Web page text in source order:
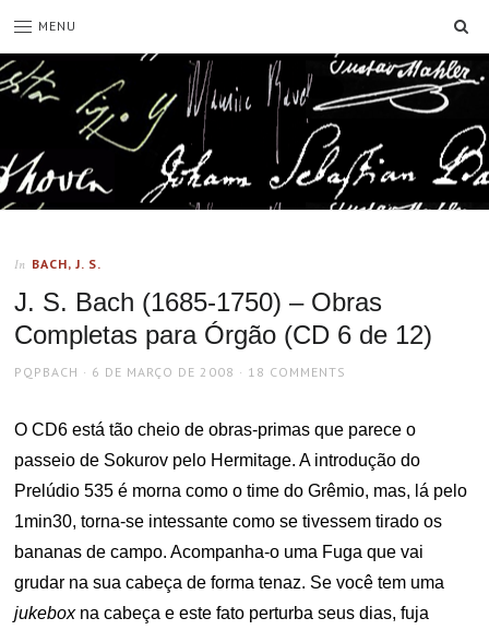
MENU
In BACH, J. S.
J. S. Bach (1685-1750) – Obras
Completas para Órgão (CD 6 de 12)
AUTHOR
PQPBACH
POSTED
6 DE MARÇO DE 2008 18 COMMENTS
O CD6 está tão cheio de obras-primas que parece o
passeio de Sokurov pelo Hermitage. A introdução do
Prelúdio 535 é morna como o time do Grêmio, mas, lá pelo
1min30, torna-se intessante como se tivessem tirado os
bananas de campo. Acompanha-o uma Fuga que vai
grudar na sua cabeça de forma tenaz. Se você tem uma
jukeboxna cabeça e este fato perturba seus dias, fuja